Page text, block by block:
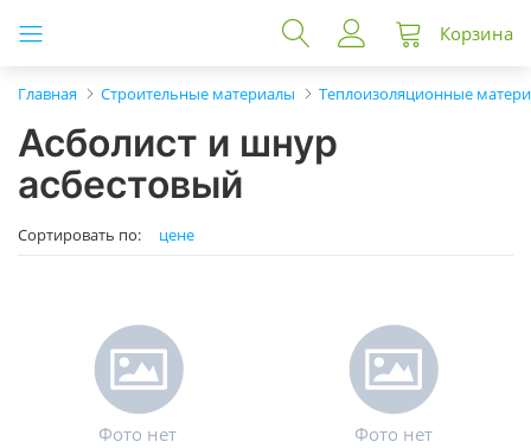
Корзина
Главная Строительные материалы Теплоизоляционные
Асболист и шнур
асбестовый
Сортировать по: цене